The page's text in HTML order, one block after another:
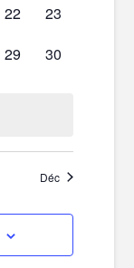
0
22
0
23
0
29
0
30
Déc